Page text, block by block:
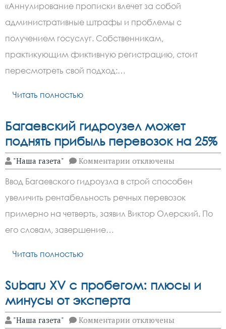
1
июня
в
России
вводят
новые
правила
«Аннулирование прописки влечет за собой
административные штрафы и проблемы с
получением госуслуг. Собственникам,
практикующим фиктивную регистрацию, стоит
пересмотреть свой подход:…
Читать полностью
Багаевский гидроузел может
поднять прибыль перевозок на 25%
"Наша газета" Комментарии к
записи
Багаевский
гидроузел
может
поднять
прибыль
перевозок
отключены
Ввод Багаевского гидроузла в строй способен
увеличить рентабельность речных перевозок
примерно на четверть, заявил Виктор Олерский. По
его словам, завершение…
Читать полностью
Subaru XV с пробегом: плюсы и
минусы от эксперта
"Наша газета" Комментарии котключены